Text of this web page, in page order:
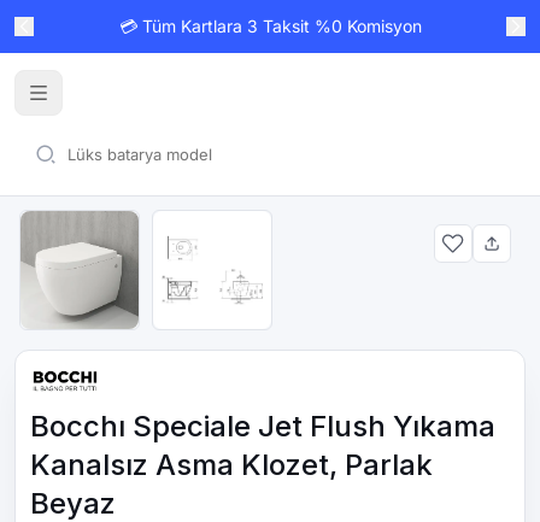
💳 Tüm Kartlara 3 Taksit %0 Komisyon
Bocchı Speciale Jet Flush Yıkama
Kanalsız Asma Klozet, Parlak
Beyaz